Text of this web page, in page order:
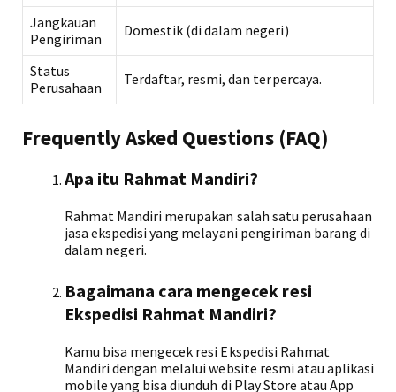
Jangkauan
Pengiriman
Domestik (di dalam negeri)
Status
Perusahaan
Terdaftar, resmi, dan terpercaya.
Frequently Asked Questions (FAQ)
Apa itu Rahmat Mandiri?
Rahmat Mandiri merupakan salah satu perusahaan
jasa ekspedisi yang melayani pengiriman barang di
dalam negeri.
Bagaimana cara mengecek resi
Ekspedisi Rahmat Mandiri?
Kamu bisa mengecek resi Ekspedisi Rahmat
Mandiri dengan melalui website resmi atau aplikasi
mobile yang bisa diunduh di Play Store atau App